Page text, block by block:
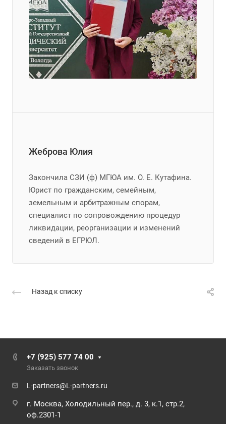
Жеброва Юлия
Закончила СЗИ (ф) МГЮА им. О. Е. Кутафина.
Юрист по гражданским, семейным,
земельным и арбитражным спорам,
специалист по сопровождению процедур
ликвидации, реорганизации и изменений
сведений в ЕГРЮЛ.
Назад к списку
+7 (925) 577 74 00
Заказать звонок
L-partners@L-partners.ru
г. Москва, Холодильный пер., д. 3, к.1, стр.2,
оф.2301-1